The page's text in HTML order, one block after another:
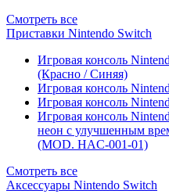
Смотреть все
Приставки Nintendo Switch
Игровая консоль
(Красно / Синяя)
Игровая консоль
Игровая консоль
Игровая консоль
неон с улучшенным
(MOD. HAC-001-01)
Смотреть все
Аксессуары Nintendo Switch